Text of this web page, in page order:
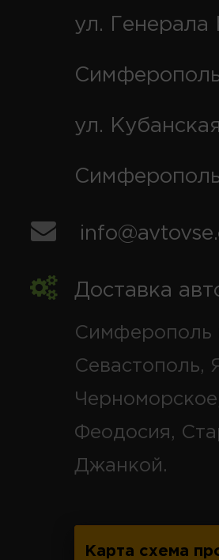
ул. Генерала
ул.
Доставка
Симферополь
Севастополь,
Феодосия,
Джанкой.
Карта схема